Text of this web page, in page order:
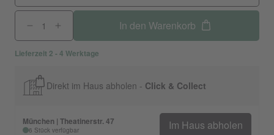
In den Warenkorb
Lieferzeit 2 - 4 Werktage
Direkt im Haus abholen - Click & Collect
München | Theatinerstr. 47
6 Stück verfügbar Im Haus abholen